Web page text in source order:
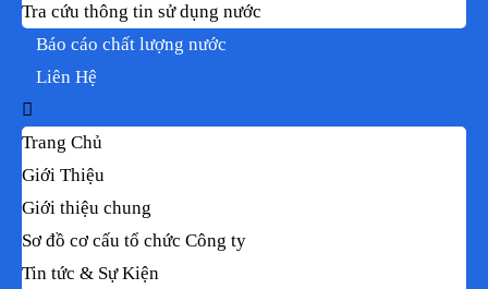
Tra cứu thông tin sử dụng nước
Báo cáo chất lượng nước
Liên Hệ
Trang Chủ
Giới Thiệu
Giới thiệu chung
Sơ đồ cơ cấu tổ chức Công ty
Tin tức & Sự Kiện